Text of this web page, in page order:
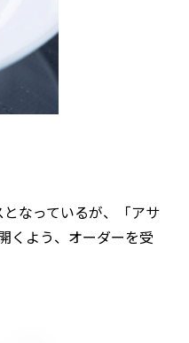
なっているが、「アサ
くよう、オーダーを受